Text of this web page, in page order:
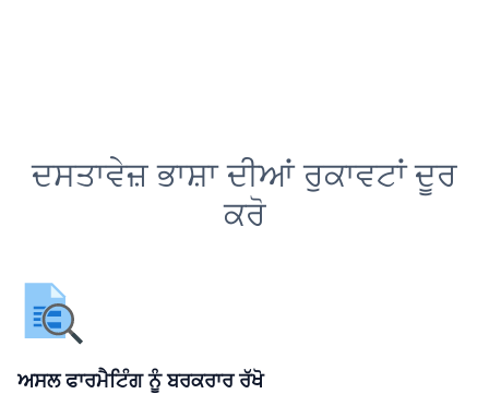
ਦਸਤਾਵੇਜ਼ ਭਾਸ਼ਾ ਦੀਆਂ ਰੁਕਾਵਟਾਂ ਦੂਰ
ਕਰੋ
ਅਸਲ ਫਾਰਮੈਟਿੰਗ ਨੂੰ ਬਰਕਰਾਰ ਰੱਖੋ